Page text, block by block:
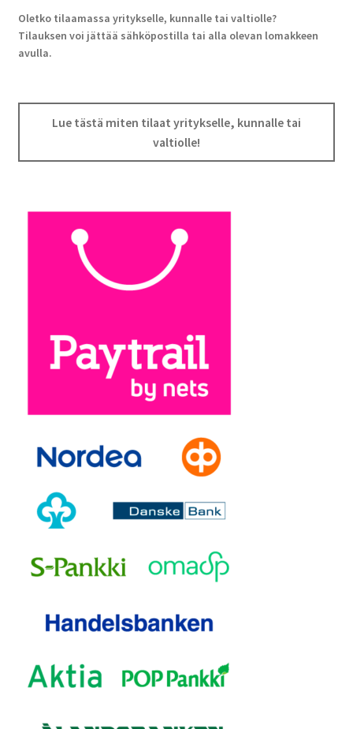
Oletko tilaamassa yritykselle, kunnalle tai valtiolle?
Tilauksen voi jättää sähköpostilla tai alla olevan lomakkeen
avulla.
Lue tästä miten tilaat yritykselle, kunnalle tai
valtiolle!